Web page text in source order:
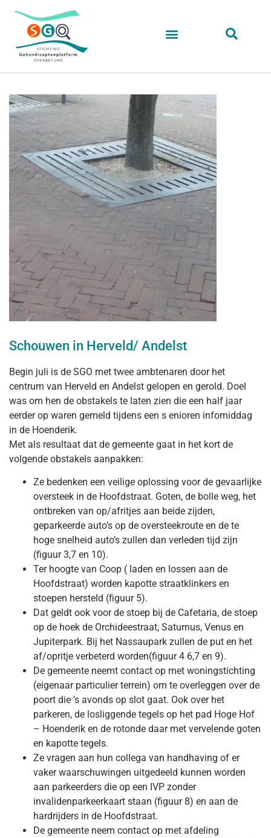
Schouwen in Herveld/ Andelst
Begin juli is de SGO met twee ambtenaren door het
centrum van Herveld en Andelst gelopen en gerold. Doel
was om hen de obstakels te laten zien die een half jaar
eerder op waren gemeld tijdens een s enioren infomiddag
in de Hoenderik.
Met als resultaat dat de gemeente gaat in het kort de
volgende obstakels aanpakken:
Ze bedenken een veilige oplossing voor de gevaarlijke
oversteek in de Hoofdstraat. Goten, de bolle weg, het
ontbreken van op/afritjes aan beide zijden,
geparkeerde auto’s op de oversteekroute en de te
hoge snelheid auto’s zullen dan verleden tijd zijn
(figuur 3,7 en 10).
Ter hoogte van Coop ( laden en lossen aan de
Hoofdstraat) worden kapotte straatklinkers en
stoepen hersteld (figuur 5).
Dat geldt ook voor de stoep bij de Cafetaria, de stoep
op de hoek de Orchideestraat, Saturnus, Venus en
Jupiterpark. Bij het Nassaupark zullen de put en het
af/opritje verbeterd worden(figuur 4 6,7 en 9).
De gemeente neemt contact op met woningstichting
(eigenaar particulier terrein) om te overleggen over de
poort die ’s avonds op slot gaat. Ook over het
parkeren, de losliggende tegels op het pad Hoge Hof
– Hoenderik en de rotonde daar met vervelende goten
en kapotte tegels.
Ze vragen aan hun collega van handhaving of er
vaker waarschuwingen uitgedeeld kunnen worden
aan parkeerders die op een IVP zonder
invalidenparkeerkaart staan (figuur 8) en aan de
hardrijders in de Hoofdstraat.
De gemeente neem contact op met afdeling